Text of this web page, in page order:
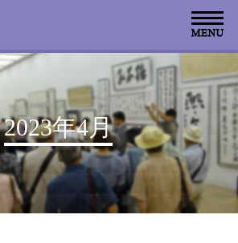
2023年4月
お知らせ
売書法会について
読売書法展